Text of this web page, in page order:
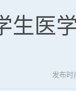
生医
发布时